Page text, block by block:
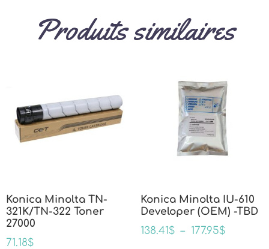
Produits similaires
Konica Minolta TN-
321K/TN-322 Toner
27000
71.18$
Konica Minolta IU-610
Developer (OEM) -TBD
138.41$ – 177.95$